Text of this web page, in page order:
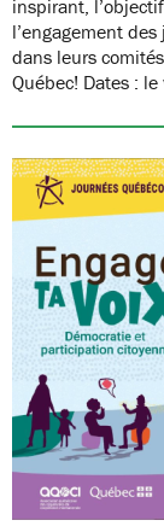
inspirant,
l’engagement
dans leurs
Québec! Dates : le